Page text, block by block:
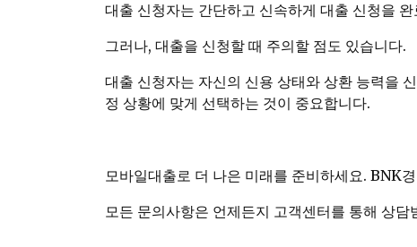
대출 신청자는 간단하고 신속하게 대출 신청을
그러나, 대출을 신청할 때 주의할 점도 있습니다.
대출 신청자는 자신의 신용 상태와 상환 능력을
정 상황에 맞게 선택하는 것이 중요합니다.
모바일대출로 더 나은 미래를 준비하세요. BNK
모든 문의사항은 언제든지 고객센터를 통해 상